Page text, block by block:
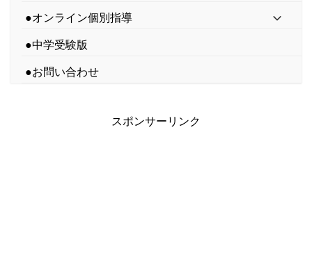
●オンライン個別指導
●中学受験版
●お問い合わせ
スポンサーリンク